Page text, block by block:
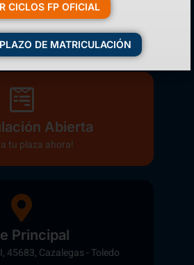
68 38 67
de Contacto
Abierta
tu plaza ahora!
Principal
45683, Cazalegas - Toledo
CICLOS FP OFICIAL
DE MATRICULACIÓN